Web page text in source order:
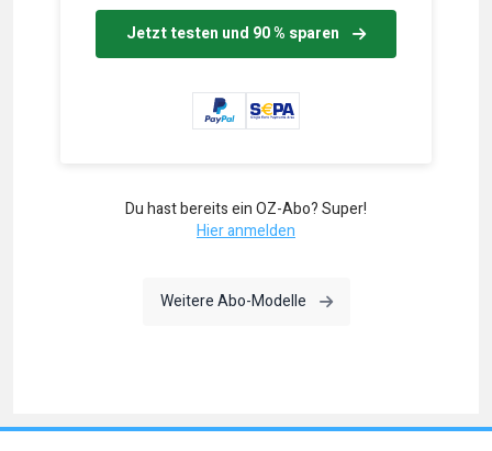
Jetzt testen und 90 % sparen
Du hast bereits ein OZ-Abo? Super!
Hier anmelden
Weitere Abo-Modelle